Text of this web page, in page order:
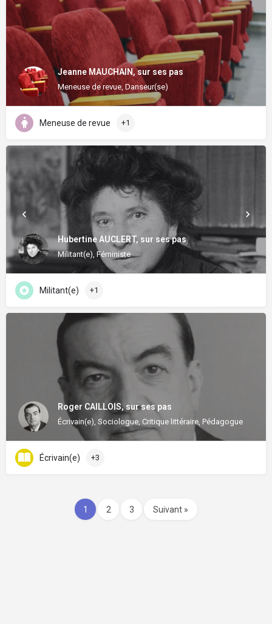
Jeanne MAUCHAIN, sur ses pas
Meneuse de revue, Danseur(se)
Meneuse de revue +1
Hubertine AUCLERT, sur ses pas
Militant(e), Féministe
Militant(e) +1
Roger CAILLOIS, sur ses pas
Écrivain(e), Sociologue, Critique littéraire, Pédagogue
Écrivain(e) +3
1 2 3 Suivant »